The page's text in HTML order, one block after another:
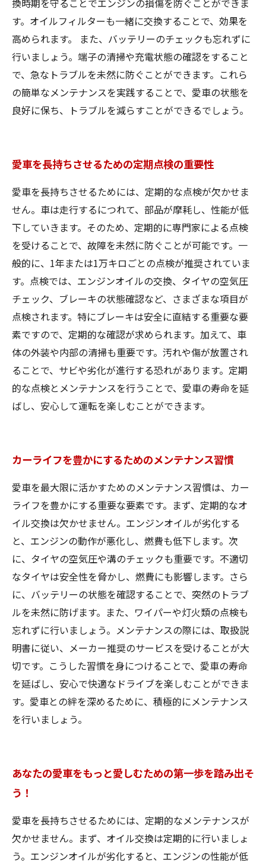
換時期を守ることでエンジンの損傷を防ぐことができま
す。オイルフィルターも一緒に交換することで、効果を
高められます。 また、バッテリーのチェックも忘れずに
行いましょう。端子の清掃や充電状態の確認をすること
で、急なトラブルを未然に防ぐことができます。これら
の簡単なメンテナンスを実践することで、愛車の状態を
良好に保ち、トラブルを減らすことができるでしょう。
愛車を長持ちさせるための定期点検の重要性
愛車を長持ちさせるためには、定期的な点検が欠かせま
せん。車は走行するにつれて、部品が摩耗し、性能が低
下していきます。そのため、定期的に専門家による点検
を受けることで、故障を未然に防ぐことが可能です。一
般的に、1年または1万キロごとの点検が推奨されていま
す。点検では、エンジンオイルの交換、タイヤの空気圧
チェック、ブレーキの状態確認など、さまざまな項目が
点検されます。特にブレーキは安全に直結する重要な要
素ですので、定期的な確認が求められます。加えて、車
体の外装や内部の清掃も重要です。汚れや傷が放置され
ることで、サビや劣化が進行する恐れがあります。定期
的な点検とメンテナンスを行うことで、愛車の寿命を延
ばし、安心して運転を楽しむことができます。
カーライフを豊かにするためのメンテナンス習慣
愛車を最大限に活かすためのメンテナンス習慣は、カー
ライフを豊かにする重要な要素です。まず、定期的なオ
イル交換は欠かせません。エンジンオイルが劣化する
と、エンジンの動作が悪化し、燃費も低下します。次
に、タイヤの空気圧や溝のチェックも重要です。不適切
なタイヤは安全性を脅かし、燃費にも影響します。さら
に、バッテリーの状態を確認することで、突然のトラブ
ルを未然に防げます。また、ワイパーや灯火類の点検も
忘れずに行いましょう。メンテナンスの際には、取扱説
明書に従い、メーカー推奨のサービスを受けることが大
切です。こうした習慣を身につけることで、愛車の寿命
を延ばし、安心で快適なドライブを楽しむことができま
す。愛車との絆を深めるために、積極的にメンテナンス
を行いましょう。
あなたの愛車をもっと愛しむための第一歩を踏み出そ
う！
愛車を長持ちさせるためには、定期的なメンテナンスが
欠かせません。まず、オイル交換は定期的に行いましょ
う。エンジンオイルが劣化すると、エンジンの性能が低